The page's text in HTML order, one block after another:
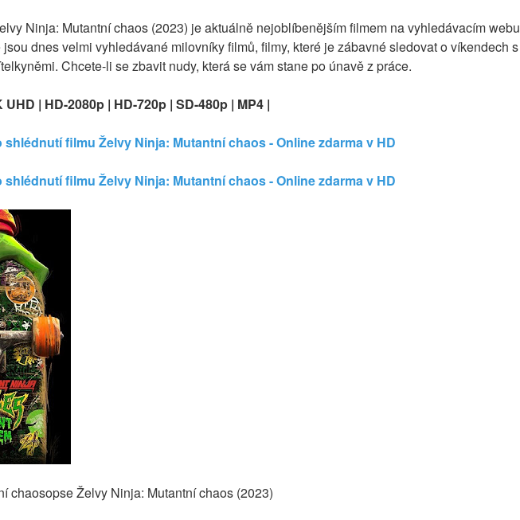
Ninja: Mutantní chaos (2023) je aktuálně nejoblíbenějším filmem na vyhledávacím webu
dnes velmi vyhledávané milovníky filmů, filmy, které je zábavné sledovat o víkendech s
Chcete-li se zbavit nudy, která se vám stane po únavě z práce.
| HD-2080p | HD-720p | SD-480p | MP4 |
shlédnutí filmu Želvy Ninja: Mutantní chaos - Online zdarma v HD
shlédnutí filmu Želvy Ninja: Mutantní chaos - Online zdarma v HD
chaosopse Želvy Ninja: Mutantní chaos (2023)